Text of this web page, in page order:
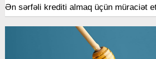
Ən sərfəli krediti almaq üçün müraciət